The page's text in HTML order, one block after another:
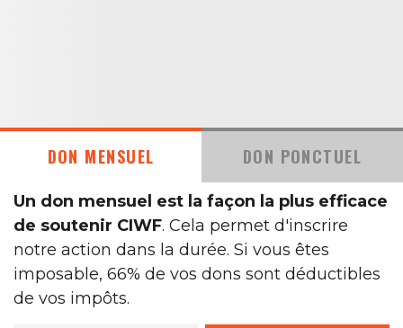
DON MENSUEL DON PONCTUEL
Un don mensuel est la façon la plus efficace
de soutenir CIWF. Cela permet d'inscrire
notre action dans la durée. Si vous êtes
imposable, 66% de vos dons sont déductibles
de vos impôts.